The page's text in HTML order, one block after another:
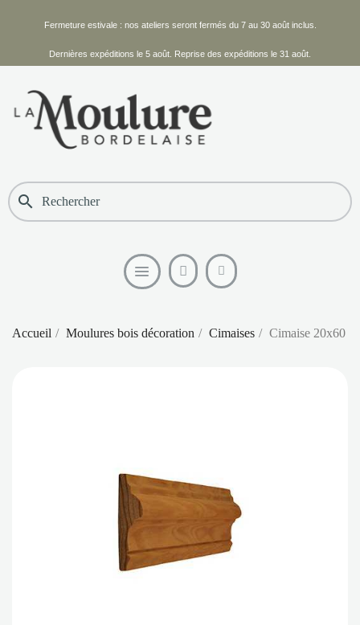
Fermeture estivale : nos ateliers seront fermés du 7 au 30 août inclus.
Dernières expéditions le 5 août. Reprise des expéditions le 31 août.
search
Accueil Moulures bois décoration Cimaises Cimaise 20x60